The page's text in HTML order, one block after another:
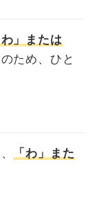
わ」または
ため、ひと
「わ」また